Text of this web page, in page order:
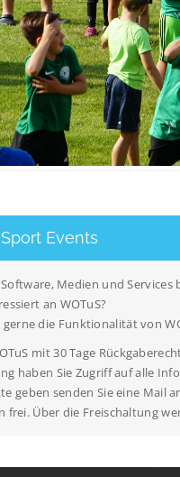
Events
Medien und
an WOTuS?
die Funktionalität von
mit 30 Tage
haben Sie Zugriff auf alle
geben senden Sie eine Mail
frei. Über die Freischaltung